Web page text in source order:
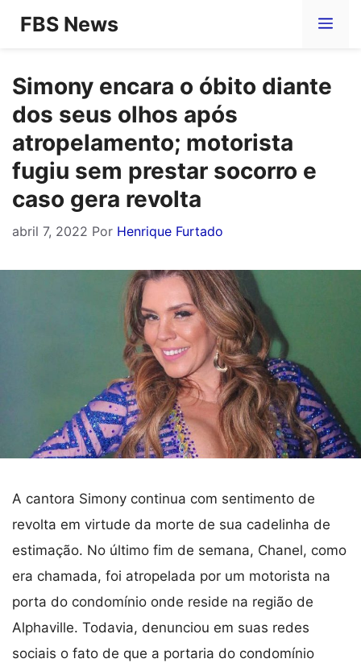
Pular
conteúdo
FBS News
Simony encara o óbito diante
dos seus olhos após
atropelamento; motorista
fugiu sem prestar socorro e
caso gera revolta
abril 7, 2022 Por Henrique Furtado
A cantora Simony continua com sentimento de
revolta em virtude da morte de sua cadelinha de
estimação. No último fim de semana, Chanel, como
era chamada, foi atropelada por um motorista na
porta do condomínio onde reside na região de
Alphaville. Todavia, denunciou em suas redes
sociais o fato de que a portaria do condomínio